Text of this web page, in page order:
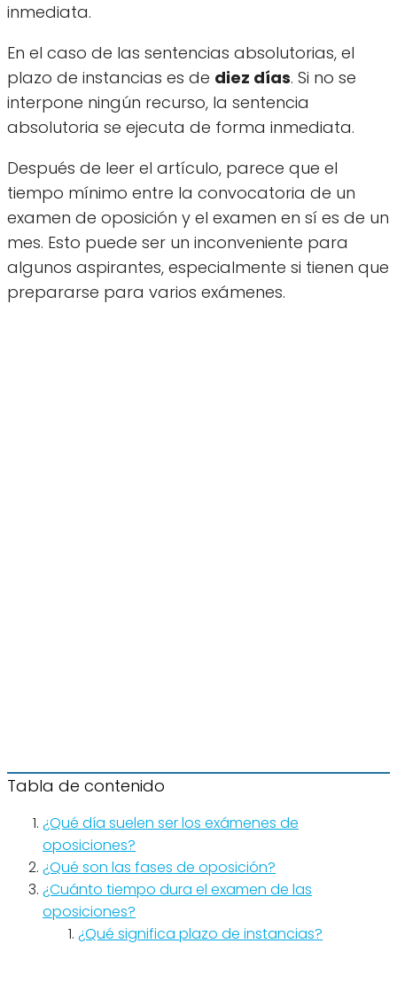
inmediata.
En el caso de las sentencias absolutorias, el
plazo de instancias es de diez días. Si no se
interpone ningún recurso, la sentencia
absolutoria se ejecuta de forma inmediata.
Después de leer el artículo, parece que el
tiempo mínimo entre la convocatoria de un
examen de oposición y el examen en sí es de un
mes. Esto puede ser un inconveniente para
algunos aspirantes, especialmente si tienen que
prepararse para varios exámenes.
Tabla de contenido
¿Qué día suelen ser los exámenes de
oposiciones?
¿Qué son las fases de oposición?
¿Cuánto tiempo dura el examen de las
oposiciones?
¿Qué significa plazo de instancias?